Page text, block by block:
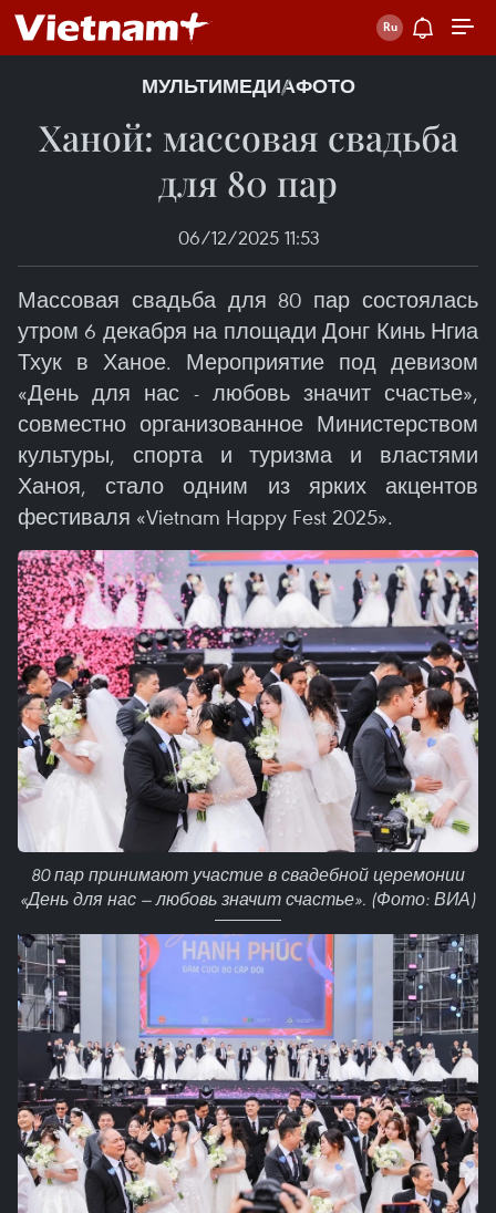
МУЛЬТИМЕДИАФОТО
Ханой: массовая свадьба
для 80 пар
06/12/2025 11:53
Массовая свадьба для 80 пар состоялась
утром 6 декабря на площади Донг Кинь Нгиа
Тхук в Ханое. Мероприятие под девизом
«День для нас - любовь значит счастье»,
совместно организованное Министерством
культуры, спорта и туризма и властями
Ханоя, стало одним из ярких акцентов
фестиваля «Vietnam Happy Fest 2025».
80 пар принимают участие в свадебной церемонии
«День для нас — любовь значит счастье». (Фото: ВИА)